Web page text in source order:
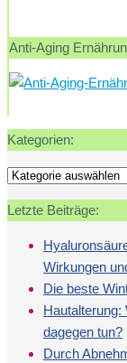
Anti-Aging
Kategorien:
Kategorien:
Letzte Beiträge:
Wirkungen
Die beste
dagegen tun?
Durch